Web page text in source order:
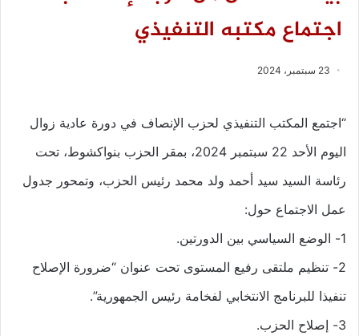
اجتماع مكتبه التنفيذي
23 سبتمبر، 2024
“اجتمع المكتب التنفيذي لحزب الإنصاف في دورة عادية زوال
اليوم الأحد 22 سبتمبر 2024، بمقر الحزب بنواكشوط، تحت
رئاسة السيد سيد أحمد ولد محمد رئيس الحزب، وتمحور جدول
عمل الاجتماع حول:
1- الوضع السياسي بين الدورتين.
2- تنظيم ملتقى رفيع المستوى تحت عنوان “ضرورة الإصلاح
تنفيذا للبرنامج الانتخابي لفخامة رئيس الجمهورية”.
3- إصلاح الحزب.